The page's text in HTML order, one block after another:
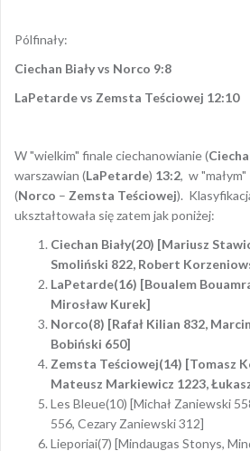
Pólfinały:
Ciechan Biały vs Norco 9:8
LaPetarde vs Zemsta Teściowej 12:10
W "wielkim" finale ciechanowianie (Ciecha
warszawian (LaPetarde) 13:2, w
(Norco – Zemsta Teściowej).
ukształtowała się zatem jak poniżej:
Ciechan Biały(20) [Mariusz
Smoliński 822, Robert
LaPetarde(16) [Boualem
Mirosław Kurek]
Norco(8) [Rafał Kilian 832,
Bobiński 650]
Zemsta Teściowej(14) [Tomasz
Mateusz Markiewicz 1223,
Les Bleue(10) [Michał Zaniewski
556, Cezary Zaniewski 312]
Lieporiai(7) [Mindaugas Stonys,